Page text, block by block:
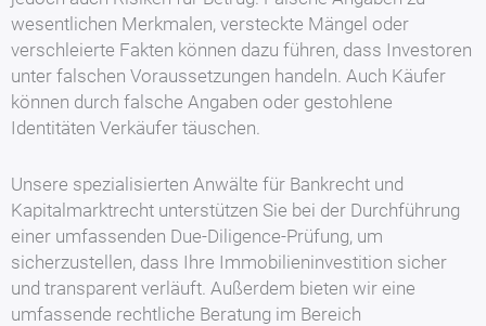
wesentlichen Merkmalen, versteckte Mängel oder
verschleierte Fakten können dazu führen, dass Investoren
unter falschen Voraussetzungen handeln. Auch Käufer
können durch falsche Angaben oder gestohlene
Identitäten Verkäufer täuschen.
Unsere spezialisierten Anwälte für Bankrecht und
Kapitalmarktrecht unterstützen Sie bei der Durchführung
einer umfassenden Due-Diligence-Prüfung, um
sicherzustellen, dass Ihre Immobilieninvestition sicher
und transparent verläuft. Außerdem bieten wir eine
umfassende rechtliche Beratung im Bereich